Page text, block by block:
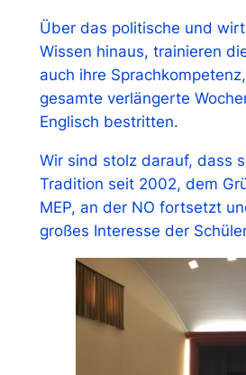
Über das politische und
Wissen hinaus, trainieren
auch ihre
gesamte verlängerte
Englisch bestritten.
Wir sind stolz darauf, dass
Tradition seit 2002, dem
MEP, an der NO fortsetzt
großes Interesse der